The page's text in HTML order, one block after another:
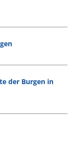
der Burgen in